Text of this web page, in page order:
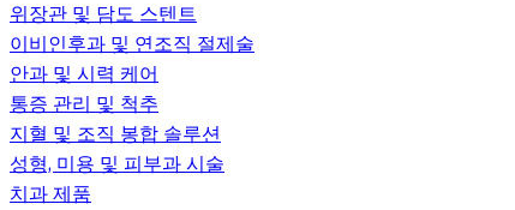
위장관 및 담도 스텐트
이비인후과 및 연조직 절제술
안과 및 시력 케어
통증 관리 및 척추
지혈 및 조직 봉합 솔루션
성형, 미용 및 피부과 시술
치과 제품